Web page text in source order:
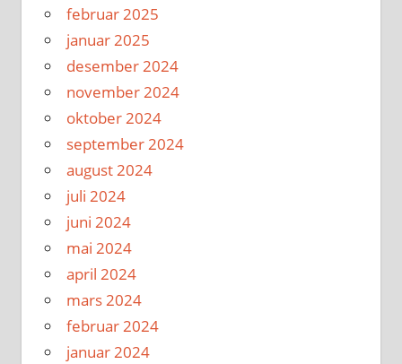
februar 2025
januar 2025
desember 2024
november 2024
oktober 2024
september 2024
august 2024
juli 2024
juni 2024
mai 2024
april 2024
mars 2024
februar 2024
januar 2024